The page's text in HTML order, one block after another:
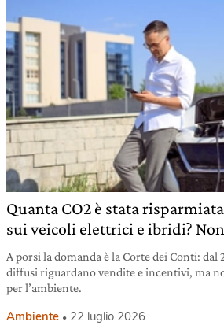
Quanta CO2 è stata
sui veicoli elettrici e ibridi?
A porsi la domanda è la Corte dei Conti: dal
diffusi riguardano vendite e incentivi, ma
per l’ambiente.
Ambiente 22 luglio 2026